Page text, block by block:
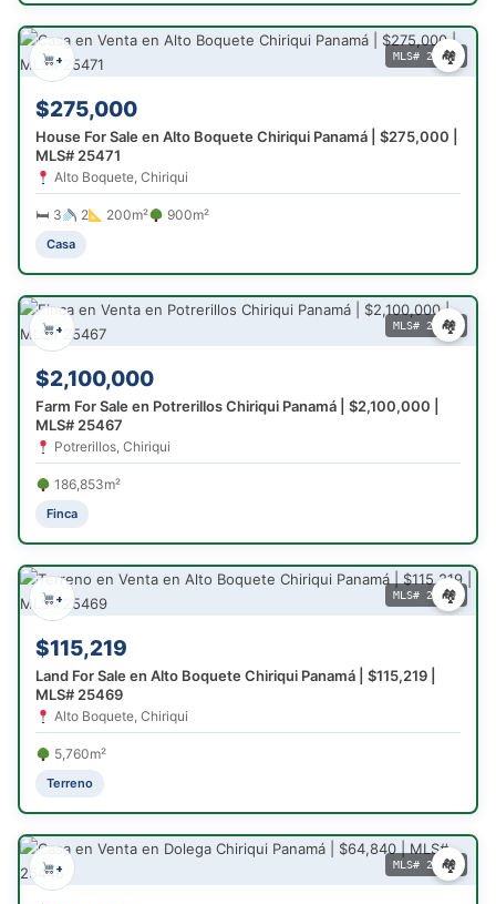
MLS# 25471
🏘
$275,000
House For Sale en Alto Boquete Chiriqui Panamá | $275,000 |
MLS# 25471
Alto Boquete, Chiriqui
🛏 3 2 200m² 900m²
Casa
+
MLS# 25467
🏘
$2,100,000
Farm For Sale en Potrerillos Chiriqui Panamá | $2,100,000 |
MLS# 25467
Potrerillos, Chiriqui
186,853m²
Finca
+
MLS# 25469
🏘
$115,219
Land For Sale en Alto Boquete Chiriqui Panamá | $115,219 |
MLS# 25469
Alto Boquete, Chiriqui
5,760m²
Terreno
+
MLS# 25446
🏘
+